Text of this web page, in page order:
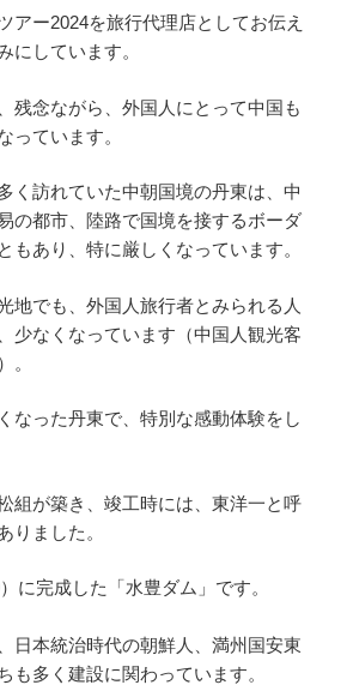
アー2024を旅行代理店としてお伝え
しています。
残念ながら、外国人にとって中国も
っています。
く訪れていた中朝国境の丹東は、中
の都市、陸路で国境を接するボーダ
もあり、特に厳しくなっています。
地でも、外国人旅行者とみられる人
少なくなっています（中国人観光客
。
なった丹東で、特別な感動体験をし
組が築き、竣工時には、東洋一と呼
りました。
に完成した「水豊ダム」です。
日本統治時代の朝鮮人、満州国安東
も多く建設に関わっています。